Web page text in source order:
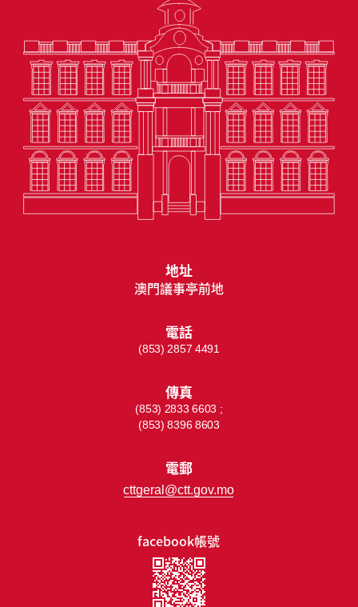
facebook帳號
地址
澳門議事亭前地
電話
(853) 2857 4491
傳真
(853) 2833 6603 ;
(853) 8396 8603
電郵
cttgeral@ctt.gov.mo